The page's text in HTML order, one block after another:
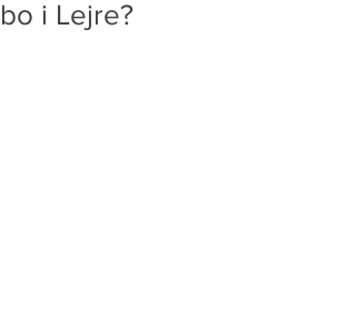
bo i Lejre?